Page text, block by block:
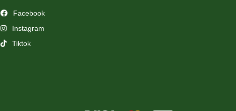
Facebook
Instagram
Tiktok